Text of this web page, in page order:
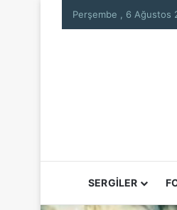
Perşembe , 6 Ağustos
SERGİLER